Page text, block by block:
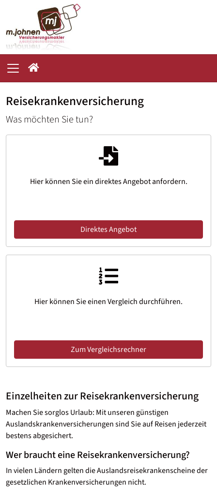
Reisekrankenversicherung
Was möchten Sie tun?
Hier können Sie ein direktes Angebot anfordern.
Direktes Angebot
Hier können Sie einen Vergleich durchführen.
Zum Vergleichsrechner
Einzelheiten zur Reisekrankenversicherung
Machen Sie sorglos Urlaub: Mit unseren günstigen
Auslandskrankenversicherungen sind Sie auf Reisen jederzeit
bestens abgesichert.
Wer braucht eine Reisekrankenversicherung?
In vielen Ländern gelten die Auslandsreisekrankenscheine der
gesetzlichen Krankenversicherungen nicht.